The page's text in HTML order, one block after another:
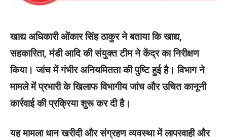
खाद्य अधिकारी ओंकार सिंह ठाकुर ने बताया कि खाद्य,
सहकारिता, मंडी आदि की संयुक्त टीम ने केंद्र का निरीक्षण
किया। जांच में गंभीर अनियमितता की पुष्टि हुई है। विभाग ने
मामले में प्रभारी के खिलाफ विभागीय जांच और उचित कानूनी
कार्रवाई की प्रक्रिया शुरू कर दी है।
यह मामला धान खरीदी और संग्रहण व्यवस्था में लापरवाही और